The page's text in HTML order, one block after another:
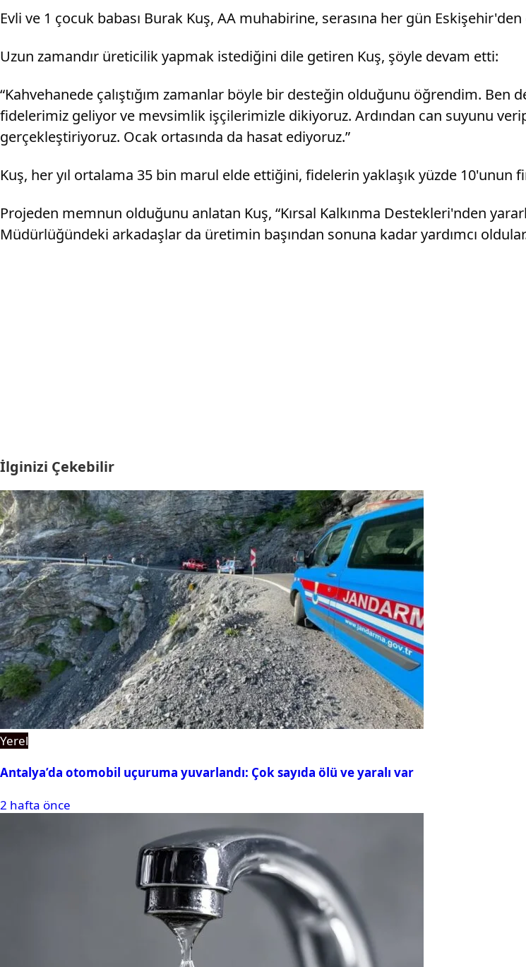
Evli ve 1 çocuk babası Burak Kuş, AA muhabirine, serasına her gün
Uzun zamandır üreticilik yapmak istediğini dile getiren Kuş, şöyle devam etti:
“Kahvehanede çalıştığım zamanlar böyle bir desteğin olduğunu öğrendim.
fidelerimiz geliyor ve mevsimlik işçilerimizle dikiyoruz. Ardından can suyunu
gerçekleştiriyoruz. Ocak ortasında da hasat ediyoruz.”
Kuş, her yıl ortalama 35 bin marul elde ettiğini, fidelerin yaklaşık yüzde 10'unun
Projeden memnun olduğunu anlatan Kuş, “Kırsal Kalkınma Destekleri'nden
Müdürlüğündeki arkadaşlar da üretimin başından sonuna kadar yardımcı
İlginizi Çekebilir
Yerel
Antalya’da otomobil uçuruma yuvarlandı: Çok sayıda ölü ve yaralı var
2 hafta önce